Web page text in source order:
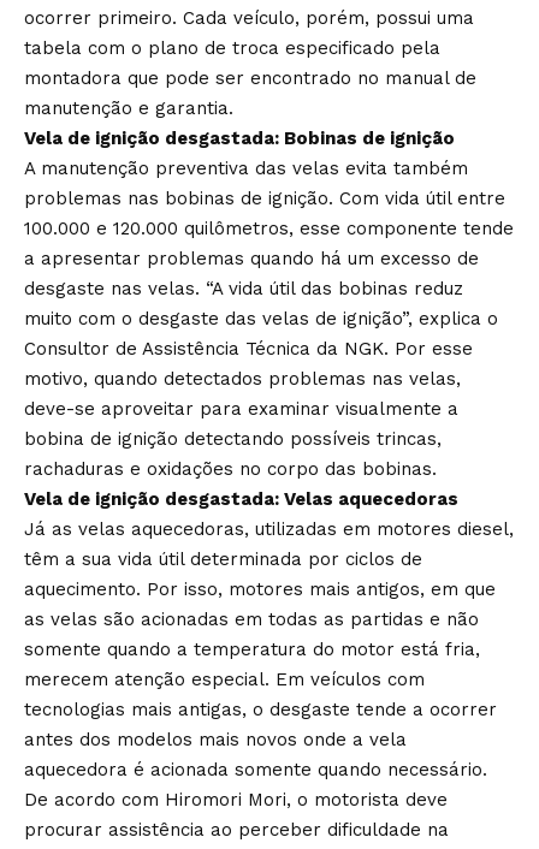
ocorrer primeiro. Cada veículo, porém, possui uma
tabela com o plano de troca especificado pela
montadora que pode ser encontrado no manual de
manutenção e garantia.
Vela de ignição desgastada: Bobinas de ignição
A manutenção preventiva das velas evita também
problemas nas bobinas de ignição. Com vida útil entre
100.000 e 120.000 quilômetros, esse componente tende
a apresentar problemas quando há um excesso de
desgaste nas velas. “A vida útil das bobinas reduz
muito com o desgaste das velas de ignição”, explica o
Consultor de Assistência Técnica da NGK. Por esse
motivo, quando detectados problemas nas velas,
deve-se aproveitar para examinar visualmente a
bobina de ignição detectando possíveis trincas,
rachaduras e oxidações no corpo das bobinas.
Vela de ignição desgastada: Velas aquecedoras
Já as velas aquecedoras, utilizadas em motores diesel,
têm a sua vida útil determinada por ciclos de
aquecimento. Por isso, motores mais antigos, em que
as velas são acionadas em todas as partidas e não
somente quando a temperatura do motor está fria,
merecem atenção especial. Em veículos com
tecnologias mais antigas, o desgaste tende a ocorrer
antes dos modelos mais novos onde a vela
aquecedora é acionada somente quando necessário.
De acordo com Hiromori Mori, o motorista deve
procurar assistência ao perceber dificuldade na